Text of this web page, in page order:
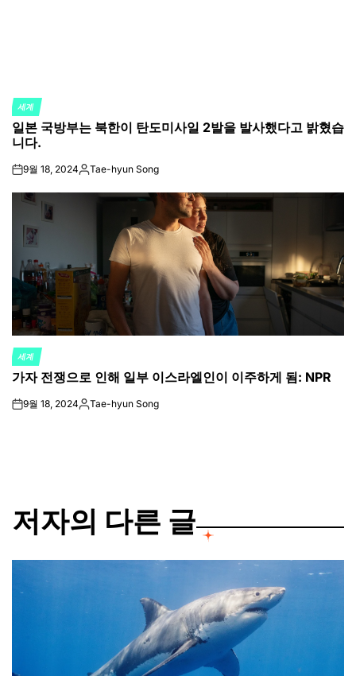
POSTED
IN
세계
일본 국방부는 북한이 탄도미사일 2발을 발사했다고 밝혔습
니다.
on9월 18, 2024Posted
Tae-hyun Song
POSTED
IN
세계
가자 전쟁으로 인해 일부 이스라엘인이 이주하게 됨: NPR
on9월 18, 2024Posted
Tae-hyun Song
저자의 다른 글